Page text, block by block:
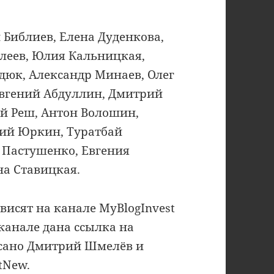
Елена Дуденкова,
Юлия Кальницкая,
Александр Минаев, Олег
Абдуллин, Дмитрий
Реш, Антон Волошин,
Юркин, Туратбай
Евгения
Ставицкая.
на канале MyBlogInvest
дана ссылка на
Дмитрий Шмелёв и